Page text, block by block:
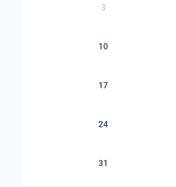
3
10
17
24
31